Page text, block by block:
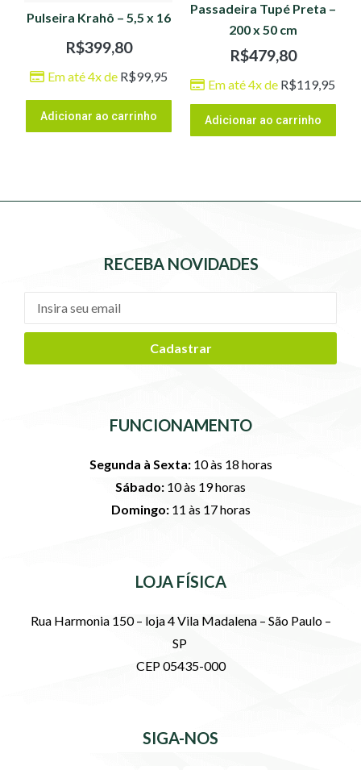
Pulseira Krahô – 5,5 x 16
R$399,80
Em até 4x de R$99,95
Adicionar ao carrinho
Passadeira Tupé Preta –
200 x 50 cm
R$479,80
Em até 4x de R$119,95
Adicionar ao carrinho
RECEBA NOVIDADES
Cadastrar
FUNCIONAMENTO
Segunda à Sexta:10 às 18 horas
Sábado: 10 às 19 horas
Domingo:11 às 17 horas
LOJA FÍSICA
Rua Harmonia 150 – loja 4 Vila Madalena – São Paulo –
SP
CEP 05435-000
SIGA-NOS